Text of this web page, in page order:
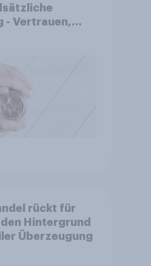
- Vertrauen,
rückt für
Hintergrund
Überzeugung